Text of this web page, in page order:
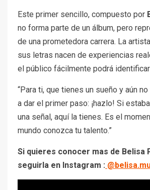
Este primer sencillo, compuesto por
no forma parte de un álbum, pero
de una prometedora carrera. La
sus letras nacen de experiencias
el público fácilmente podrá
“Para ti, que tienes un sueño y aún
a dar el primer paso: ¡hazlo! Si
una señal, aquí la tienes. Es el
mundo conozca tu talento.”
Si quieres conocer mas de Belisa
seguirla en Instagram :